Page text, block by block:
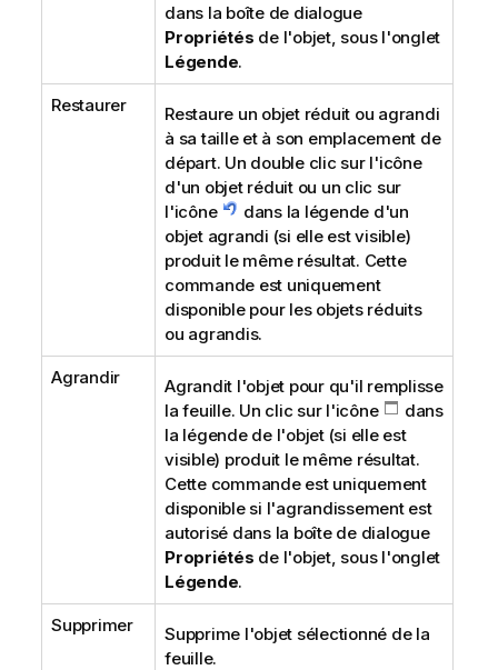
dans la boîte de dialogue
Propriétés de l'objet, sous l'onglet
Légende.
Restaurer
Restaure un objet réduit ou agrandi
à sa taille et à son emplacement de
départ. Un double clic sur l'icône
d'un objet réduit ou un clic sur
l'icône
dans la légende d'un
objet agrandi (si elle est visible)
produit le même résultat. Cette
commande est uniquement
disponible pour les objets réduits
ou agrandis.
Agrandir
Agrandit l'objet pour qu'il remplisse
la feuille. Un clic sur l'icône
dans
la légende de l'objet (si elle est
visible) produit le même résultat.
Cette commande est uniquement
disponible si l'agrandissement est
autorisé dans la boîte de dialogue
Propriétés de l'objet, sous l'onglet
Légende.
Supprimer
Supprime l'objet sélectionné de la
feuille.